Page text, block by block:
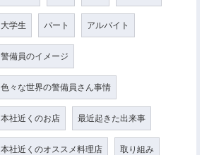
大学生 パート アルバイト
警備員のイメージ
色々な世界の警備員さん事情
本社近くのお店 最近起きた出来事
本社近くのオススメ料理店 取り組み